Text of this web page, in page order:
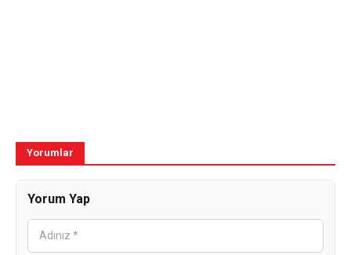
Yorumlar
Yorum Yap